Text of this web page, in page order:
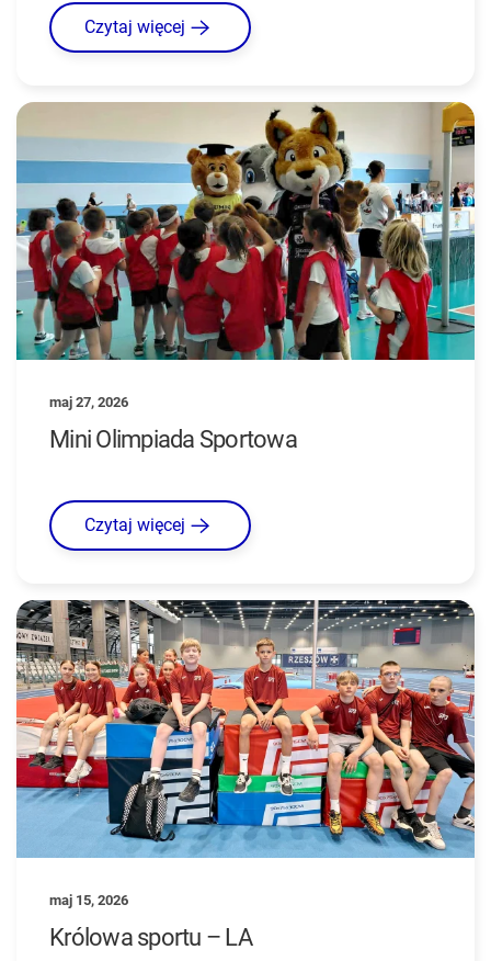
Czytaj więcej
maj 27, 2026
Mini Olimpiada Sportowa
Czytaj więcej
maj 15, 2026
Królowa sportu – LA